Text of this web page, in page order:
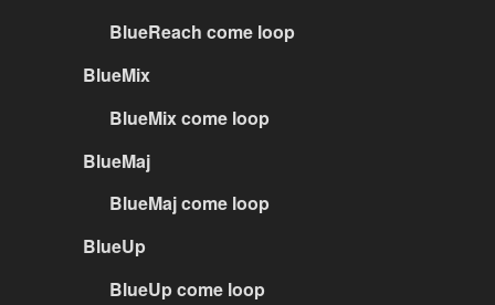
BlueReach come loop
BlueMix
BlueMix come loop
BlueMaj
BlueMaj come loop
BlueUp
BlueUp come loop